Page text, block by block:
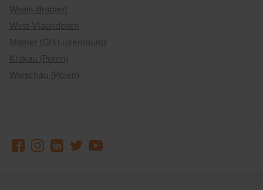
Waals-Brabant
West-Vlaanderen
Mamer (GH Luxemburg)
Krakau (Polen)
Warschau (Polen)